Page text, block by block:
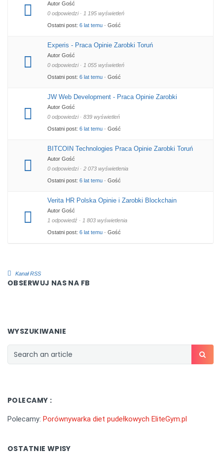
Autor Gość
0 odpowiedzi · 1 195 wyświetleń
Ostatni post: 6 lat temu · Gość
Experis - Praca Opinie Zarobki Toruń
Autor Gość
0 odpowiedzi · 1 055 wyświetleń
Ostatni post: 6 lat temu · Gość
JW Web Development - Praca Opinie Zarobki
Autor Gość
0 odpowiedzi · 839 wyświetleń
Ostatni post: 6 lat temu · Gość
BITCOIN Technologies Praca Opinie Zarobki Toruń
Autor Gość
0 odpowiedzi · 2 073 wyświetlenia
Ostatni post: 6 lat temu · Gość
Verita HR Polska Opinie i Zarobki Blockchain
Autor Gość
1 odpowiedź · 1 803 wyświetlenia
Ostatni post: 6 lat temu · Gość
Kanał RSS
OBSERWUJ NAS NA FB
WYSZUKIWANIE
POLECAMY :
Polecamy: Porównywarka diet pudełkowych EliteGym.pl
OSTATNIE WPISY